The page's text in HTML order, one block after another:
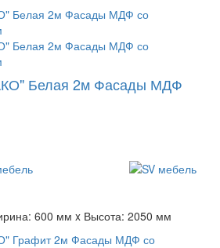
Белая 2м Фасады МДФ
600 мм x Высота: 2050 мм